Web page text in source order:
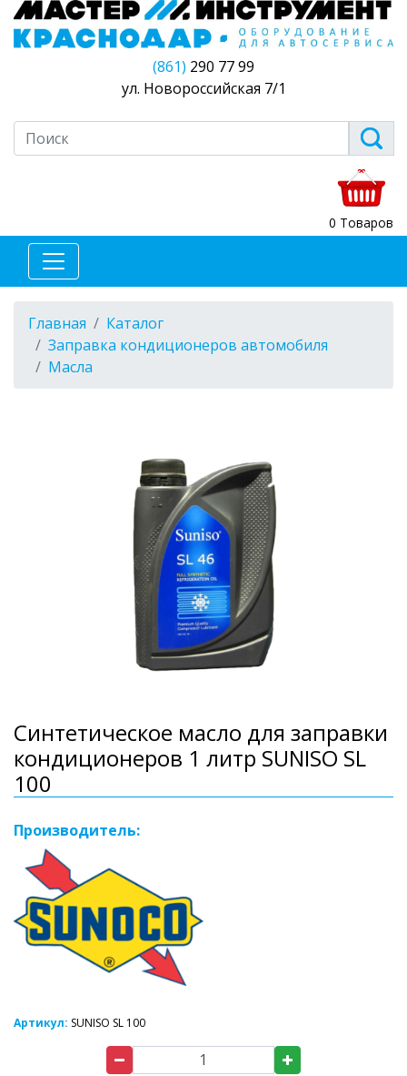
(861) 290 77 99
ул. Новороссийская 7/1
0 Товаров
Главная
Каталог
Заправка кондиционеров автомобиля
Масла
Синтетическое масло для заправки
кондиционеров 1 литр SUNISO SL
100
Производитель:
Артикул: SUNISO SL 100